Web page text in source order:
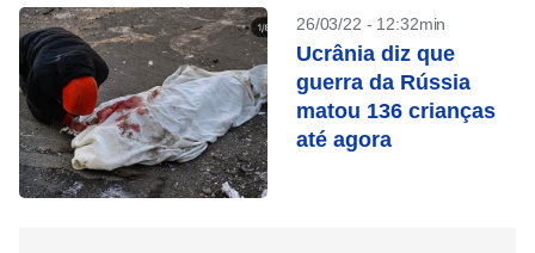
26/03/22 - 12:32min
Ucrânia diz que
guerra da Rússia
matou 136 crianças
até agora